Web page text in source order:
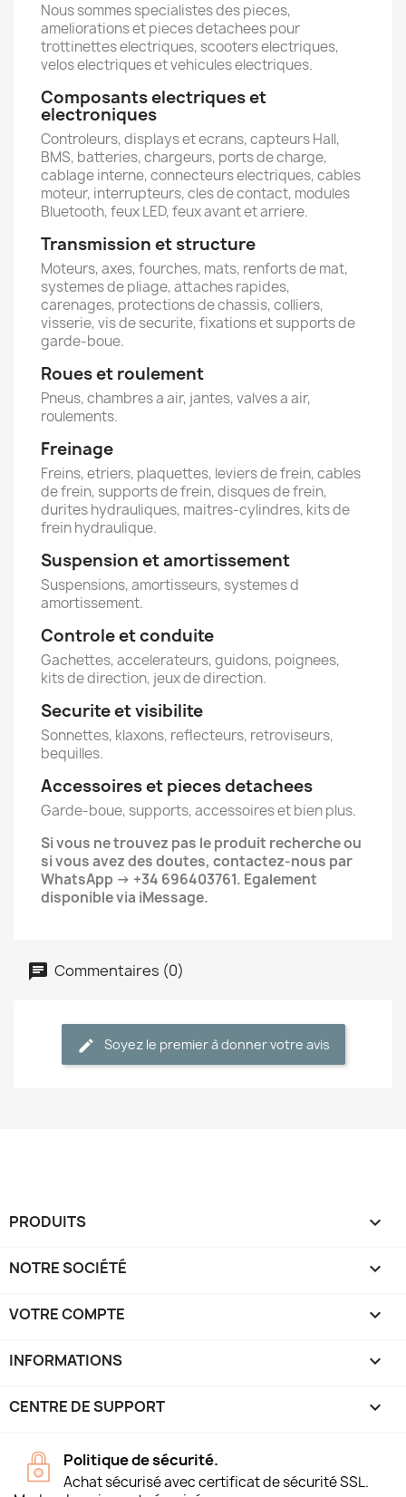
Nous sommes specialistes des pieces,
ameliorations et pieces detachees pour
trottinettes electriques, scooters electriques,
velos electriques et vehicules electriques.
Composants electriques et
electroniques
Controleurs, displays et ecrans, capteurs Hall,
BMS, batteries, chargeurs, ports de charge,
cablage interne, connecteurs electriques, cables
moteur, interrupteurs, cles de contact, modules
Bluetooth, feux LED, feux avant et arriere.
Transmission et structure
Moteurs, axes, fourches, mats, renforts de mat,
systemes de pliage, attaches rapides,
carenages, protections de chassis, colliers,
visserie, vis de securite, fixations et supports de
garde-boue.
Roues et roulement
Pneus, chambres a air, jantes, valves a air,
roulements.
Freinage
Freins, etriers, plaquettes, leviers de frein, cables
de frein, supports de frein, disques de frein,
durites hydrauliques, maitres-cylindres, kits de
frein hydraulique.
Suspension et amortissement
Suspensions, amortisseurs, systemes d
amortissement.
Controle et conduite
Gachettes, accelerateurs, guidons, poignees,
kits de direction, jeux de direction.
Securite et visibilite
Sonnettes, klaxons, reflecteurs, retroviseurs,
bequilles.
Accessoires et pieces detachees
Garde-boue, supports, accessoires et bien plus.
Si vous ne trouvez pas le produit recherche ou
si vous avez des doutes, contactez-nous par
WhatsApp → +34 696403761. Egalement
disponible via iMessage.
Commentaires (0)
Soyez le premier à donner votre avis
PRODUITS 
NOTRE SOCIÉTÉ 
VOTRE COMPTE 
INFORMATIONS keyboard_arrow_down
CENTRE DE SUPPORT 
Politique de sécurité.
Achat sécurisé avec certificat de sécurité SSL.